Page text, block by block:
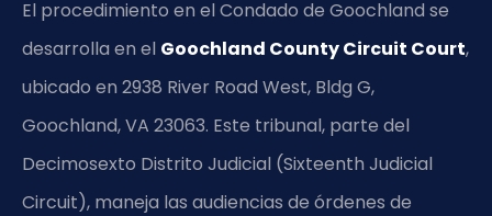
El procedimiento en el Condado de Goochland se
desarrolla en el Goochland County Circuit Court,
ubicado en 2938 River Road West, Bldg G,
Goochland, VA 23063. Este tribunal, parte del
Decimosexto Distrito Judicial (Sixteenth Judicial
Circuit), maneja las audiencias de órdenes de